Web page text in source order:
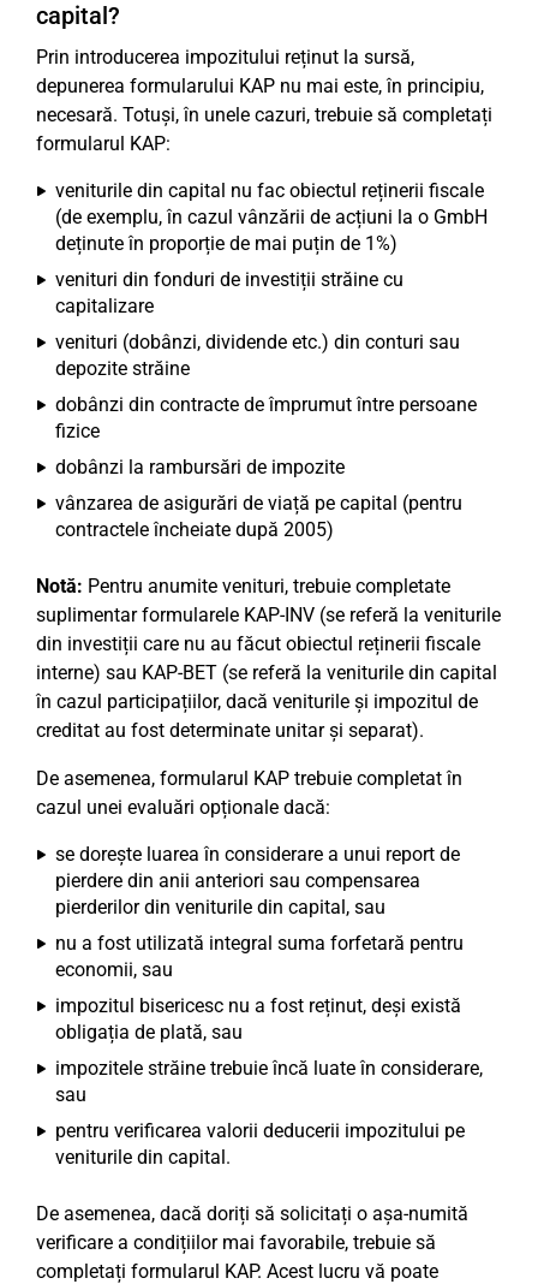
capital?
Prin introducerea impozitului reținut la sursă,
depunerea formularului KAP nu mai este, în principiu,
necesară. Totuși, în unele cazuri, trebuie să completați
formularul KAP:
veniturile din capital nu fac obiectul reținerii fiscale
(de exemplu, în cazul vânzării de acțiuni la o GmbH
deținute în proporție de mai puțin de 1%)
venituri din fonduri de investiții străine cu
capitalizare
venituri (dobânzi, dividende etc.) din conturi sau
depozite străine
dobânzi din contracte de împrumut între persoane
fizice
dobânzi la rambursări de impozite
vânzarea de asigurări de viață pe capital (pentru
contractele încheiate după 2005)
Notă: Pentru anumite venituri, trebuie completate
suplimentar formularele KAP-INV (se referă la veniturile
din investiții care nu au făcut obiectul reținerii fiscale
interne) sau KAP-BET (se referă la veniturile din capital
în cazul participațiilor, dacă veniturile și impozitul de
creditat au fost determinate unitar și separat).
De asemenea, formularul KAP trebuie completat în
cazul unei evaluări opționale dacă:
se dorește luarea în considerare a unui report de
pierdere din anii anteriori sau compensarea
pierderilor din veniturile din capital, sau
nu a fost utilizată integral suma forfetară pentru
economii, sau
impozitul bisericesc nu a fost reținut, deși există
obligația de plată, sau
impozitele străine trebuie încă luate în considerare,
sau
pentru verificarea valorii deducerii impozitului pe
veniturile din capital.
De asemenea, dacă doriți să solicitați o așa-numită
verificare a condițiilor mai favorabile, trebuie să
completați formularul KAP. Acest lucru vă poate